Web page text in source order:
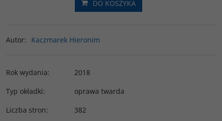
DO KOSZYKA
Autor: Kaczmarek Hieronim
Rok wydania:
2018
Typ okładki:
oprawa twarda
Liczba stron: 382